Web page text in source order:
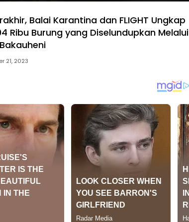
Balai Karantina dan FLIGHT Ungkap
Ribu Burung yang Diselundupkan Melalui
21, 2023